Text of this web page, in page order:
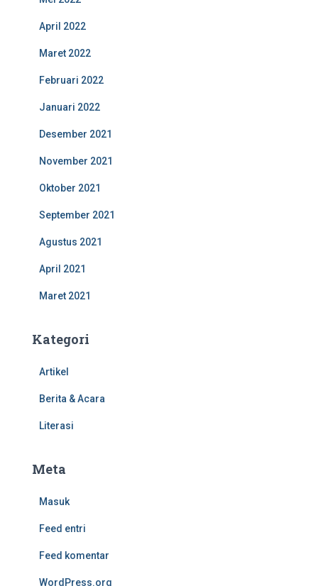
April 2022
Maret 2022
Februari 2022
Januari 2022
Desember 2021
November 2021
Oktober 2021
September 2021
Agustus 2021
April 2021
Maret 2021
Kategori
Artikel
Berita & Acara
Literasi
Meta
Masuk
Feed entri
Feed komentar
WordPress.org